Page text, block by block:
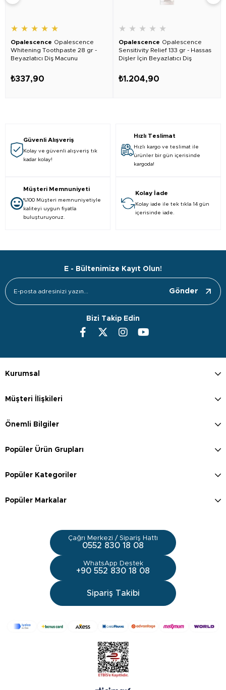
★ ★ ★ ★ ★
Opalescence Opalescence
Whitening Toothpaste 28 gr -
Beyazlatıcı Diş Macunu
₺337,90
★ ★ ★ ★ ★
Opalescence Opalescence
Sensitivity Relief 133 gr - Hassas
Dişler İçin Beyazlatıcı Diş
₺1.204,90
Güvenli Alışveriş
Kolay ve güvenli alışveriş tık
kadar kolay!
Hızlı Teslimat
Hızlı kargo ve teslimat ile
ürünler bir gün içerisinde
kargoda!
Müşteri Memnuniyeti
%100 Müşteri memnuniyetiyle
kaliteyi uygun fiyatla
buluşturuyoruz.
Kolay İade
Kolay iade ile tek tıkla 14 gün
içerisinde iade.
E - Bültenimize Kayıt Olun!
Gönder
Bizi Takip Edin
Kurumsal
Müşteri İlişkileri
Önemli Bilgiler
Popüler Ürün Grupları
Popüler Kategoriler
Popüler Markalar
Çağrı Merkezi / Sipariş Hattı
0552 830 18 08
WhatsApp Destek
+90 552 830 18 08
Sipariş Takibi